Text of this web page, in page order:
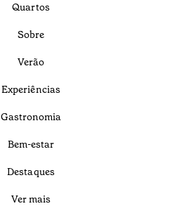
Quartos
Sobre
Verão
Experiências
Gastronomia
Bem-estar
Destaques
Ver mais